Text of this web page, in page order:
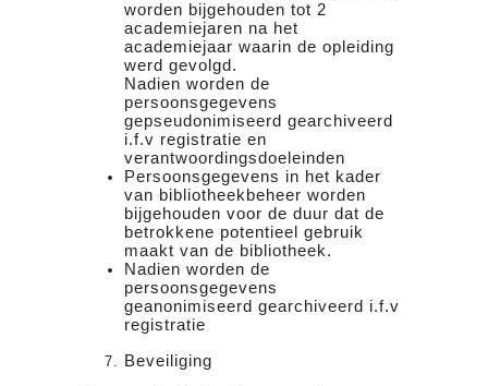
worden bijgehouden tot 2
academiejaren na het
academiejaar waarin de opleiding
werd gevolgd.
Nadien worden de
persoonsgegevens
gepseudonimiseerd gearchiveerd
i.f.v registratie en
verantwoordingsdoeleinden
Persoonsgegevens in het kader
van bibliotheekbeheer worden
bijgehouden voor de duur dat de
betrokkene potentieel gebruik
maakt van de bibliotheek.
Nadien worden de
persoonsgegevens
geanonimiseerd gearchiveerd i.f.v
registratie
Beveiliging